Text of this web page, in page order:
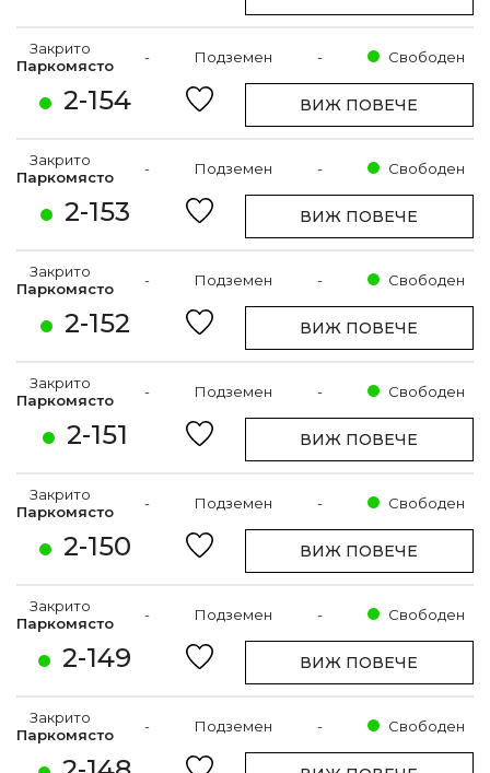
2-154
Закрито
Паркомясто
- Подземен - Свободен
ВИЖ ПОВЕЧЕ
2-153
Закрито
Паркомясто
- Подземен - Свободен
ВИЖ ПОВЕЧЕ
2-152
Закрито
Паркомясто
- Подземен - Свободен
ВИЖ ПОВЕЧЕ
2-151
Закрито
Паркомясто
- Подземен - Свободен
ВИЖ ПОВЕЧЕ
2-150
Закрито
Паркомясто
- Подземен - Свободен
ВИЖ ПОВЕЧЕ
2-149
Закрито
Паркомясто
- Подземен - Свободен
ВИЖ ПОВЕЧЕ
Закрито
Паркомясто
- Подземен - Свободен